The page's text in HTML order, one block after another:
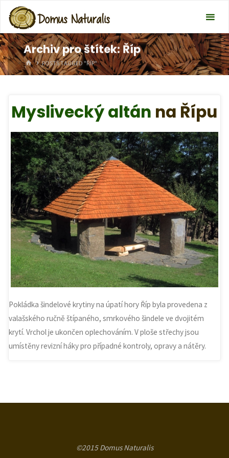
Archiv pro štítek: Říp
HOMEPOSTS TAGGED "ŘÍP"
Myslivecký altán na Řípu
Pokládka šindelové krytiny na úpatí hory Říp byla provedena z
valašského ručně štípaného, smrkového šindele ve dvojitém
krytí. Vrchol je ukončen oplechováním. V ploše střechy jsou
umístěny revizní háky pro případné kontroly, opravy a nátěry.
©2015 Domus Naturalis